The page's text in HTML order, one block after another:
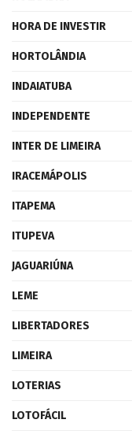
HORA DE INVESTIR
HORTOLÂNDIA
INDAIATUBA
INDEPENDENTE
INTER DE LIMEIRA
IRACEMÁPOLIS
ITAPEMA
ITUPEVA
JAGUARIÚNA
LEME
LIBERTADORES
LIMEIRA
LOTERIAS
LOTOFÁCIL